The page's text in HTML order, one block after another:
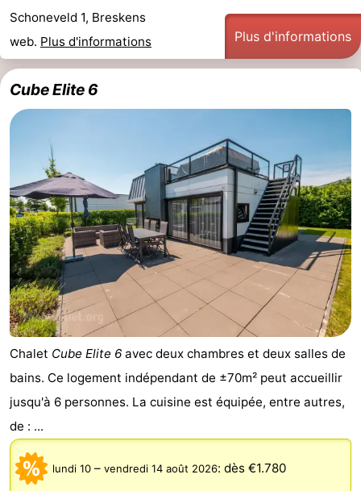
Domburg
-
Zoutelande
-
Vlissingen
-
Vlaanderen
Breskens
-
Sluis
-
Cadzand
-
Retranchement
-
Nature
Zwin
Flandre-
Occidentale
Bruges
-
Gand
La
Schoneveld 1, Breskens
web. Plus d'informations Plus d'informations
Cube Elite 6
Chalet Cube Elite 6 avec deux chambres et deux salles de
bains. Ce logement indépendant de ±70m² peut accueillir
jusqu'à 6 personnes. La cuisine est équipée, entre autres,
de : ...
lundi 10 – vendredi 14 août 2026: dès €1.780